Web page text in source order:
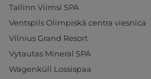
Tallinn Viimsi SPA
Ventspils Olimpiskā centra viesnīca
Vilnius Grand Resort
Vytautas Mineral SPA
Wagenküll Lossispaa